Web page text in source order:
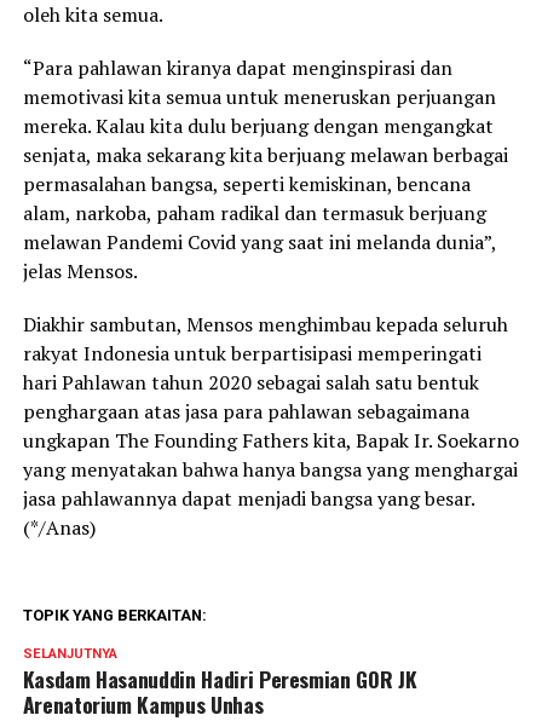
oleh kita semua.
“Para pahlawan kiranya dapat menginspirasi dan
memotivasi kita semua untuk meneruskan perjuangan
mereka. Kalau kita dulu berjuang dengan mengangkat
senjata, maka sekarang kita berjuang melawan berbagai
permasalahan bangsa, seperti kemiskinan, bencana
alam, narkoba, paham radikal dan termasuk berjuang
melawan Pandemi Covid yang saat ini melanda dunia”,
jelas Mensos.
Diakhir sambutan, Mensos menghimbau kepada seluruh
rakyat Indonesia untuk berpartisipasi memperingati
hari Pahlawan tahun 2020 sebagai salah satu bentuk
penghargaan atas jasa para pahlawan sebagaimana
ungkapan The Founding Fathers kita, Bapak Ir. Soekarno
yang menyatakan bahwa hanya bangsa yang menghargai
jasa pahlawannya dapat menjadi bangsa yang besar.
(*/Anas)
TOPIK YANG BERKAITAN:
SELANJUTNYA
Kasdam Hasanuddin Hadiri Peresmian GOR JK
Arenatorium Kampus Unhas